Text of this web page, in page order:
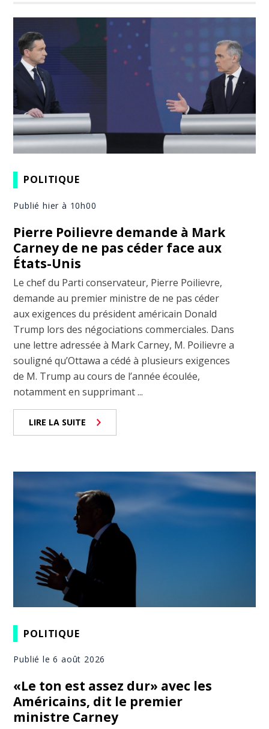
POLITIQUE
Publié hier à 10h00
Pierre Poilievre demande à Mark
Carney de ne pas céder face aux
États-Unis
Le chef du Parti conservateur, Pierre Poilievre,
demande au premier ministre de ne pas céder
aux exigences du président américain Donald
Trump lors des négociations commerciales. Dans
une lettre adressée à Mark Carney, M. Poilievre a
souligné qu’Ottawa a cédé à plusieurs exigences
de M. Trump au cours de l’année écoulée,
notamment en supprimant ...
LIRE LA SUITE
POLITIQUE
Publié le 6 août 2026
«Le ton est assez dur» avec les
Américains, dit le premier
ministre Carney